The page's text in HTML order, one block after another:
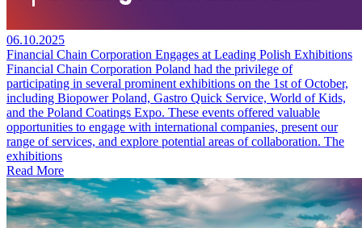
06.10.2025
Financial Chain Corporation Engages at Leading Polish Exhibitions
Financial Chain Corporation Poland had the privilege of
participating in several prominent exhibitions on the 1st of October,
including Biopower Poland, Gastro Quick Service, World of Kids,
and the Poland Coatings Expo. These events offered valuable
opportunities to engage with international companies, present our
range of services, and explore potential areas of collaboration. The
exhibitions
Read More